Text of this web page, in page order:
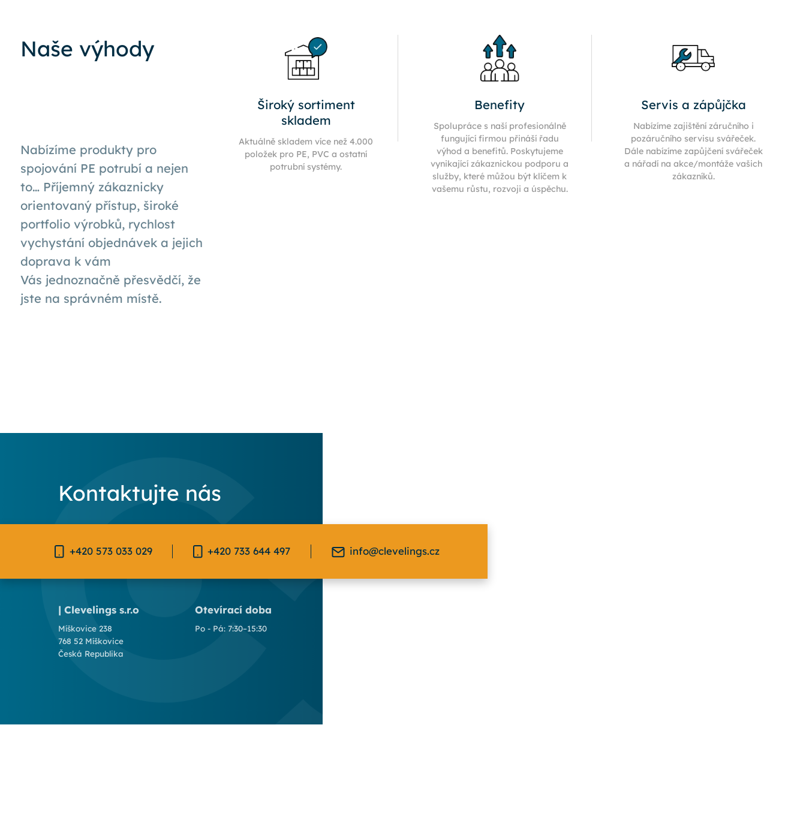
Naše výhody
Nabízíme produkty pro
spojování PE potrubí a nejen
to… Příjemný zákaznicky
orientovaný přístup, široké
portfolio výrobků, rychlost
vychystání objednávek a jejich
doprava k vám
Vás jednoznačně přesvědčí, že
jste na správném místě.
Široký sortiment
skladem
Aktuálně skladem více než 4.000
položek pro PE, PVC a ostatní
potrubní systémy.
Benefity
Spolupráce s naší profesionálně
fungující firmou přináší řadu
výhod a benefitů. Poskytujeme
vynikající zákaznickou podporu a
služby, které můžou být klíčem k
vašemu růstu, rozvoji a úspěchu.
Servis a zápůjčka
Nabízíme zajištění záručního i
pozáručního servisu svářeček.
Dále nabízíme zapůjčení svářeček
a nářadí na akce/montáže vašich
zákazníků.
Kontaktujte nás
+420 573 033 029 +420 733 644 497 info@clevelings.cz
| Clevelings s.r.o
Míškovice 238
768 52 Míškovice
Česká Republika
Otevírací doba
Po - Pá: 7:30–15:30